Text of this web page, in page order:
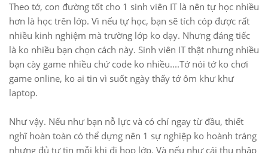
Theo tớ, con đường tốt cho 1 sinh viên IT là nên tự học nhiều
hơn là học trên lớp. Vì nếu tự học, bạn sẽ tích cóp được rất
nhiều kinh nghiệm mà trường lớp ko dạy. Nhưng đáng tiếc
là ko nhiều bạn chọn cách này. Sinh viên IT thật nhưng nhiều
bạn cày game nhiều chứ code ko nhiều....Tớ nói tớ ko chơi
game online, ko ai tin vì suốt ngày thấy tớ ôm khư khư
laptop.
Như vậy. Nếu như bạn nỗ lực và có chí ngay từ đầu, thiết
nghĩ hoàn toàn có thể dựng nên 1 sự nghiệp ko hoành tráng
nhưng đủ tự tin mỗi khi đi họp lớp. Và nếu như cái thu nhập